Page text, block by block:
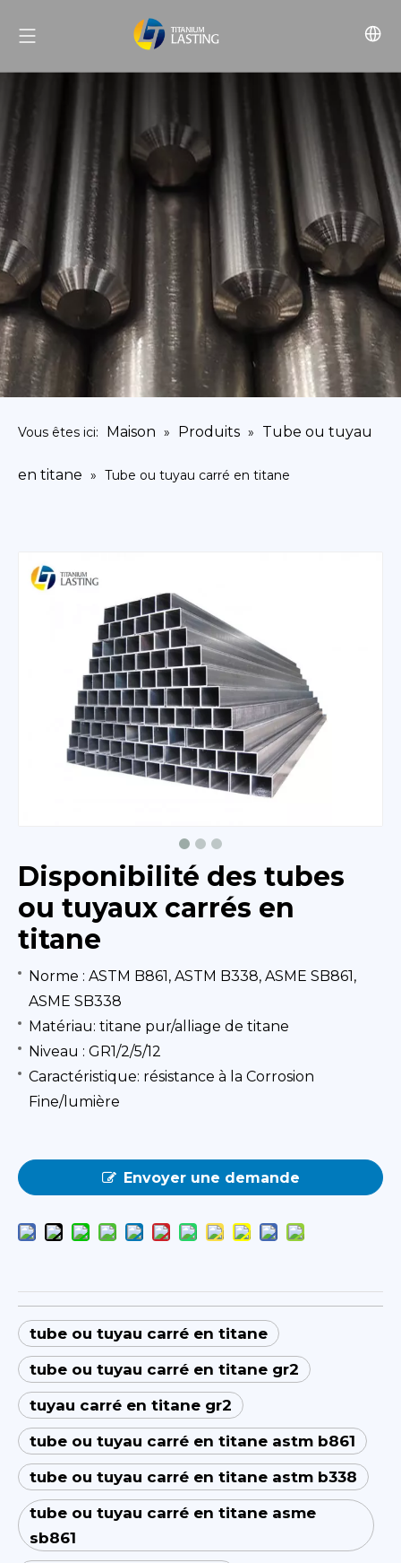
Vous êtes ici: Maison » Produits » Tube ou tuyau
en titane » Tube ou tuyau carré en titane
Disponibilité des tubes
ou tuyaux carrés en
titane
Norme : ASTM B861, ASTM B338, ASME SB861,
ASME SB338
Matériau: titane pur/alliage de titane
Niveau : GR1/2/5/12
Caractéristique: résistance à la Corrosion
Fine/lumière
Envoyer une demande
tube ou tuyau carré en titane
tube ou tuyau carré en titane gr2
tuyau carré en titane gr2
tube ou tuyau carré en titane astm b861
tube ou tuyau carré en titane astm b338
tube ou tuyau carré en titane asme
sb861